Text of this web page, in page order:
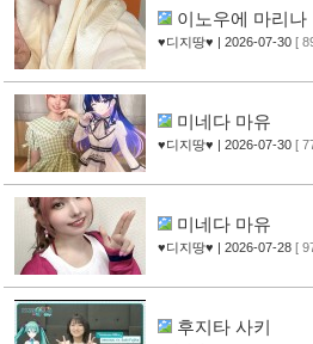
이노우에 마리나
♥디지땅♥ | 2026-07-30 [
미네다 마유
♥디지땅♥ | 2026-07-30 [
미네다 마유
♥디지땅♥ | 2026-07-28 [
후지타 사키